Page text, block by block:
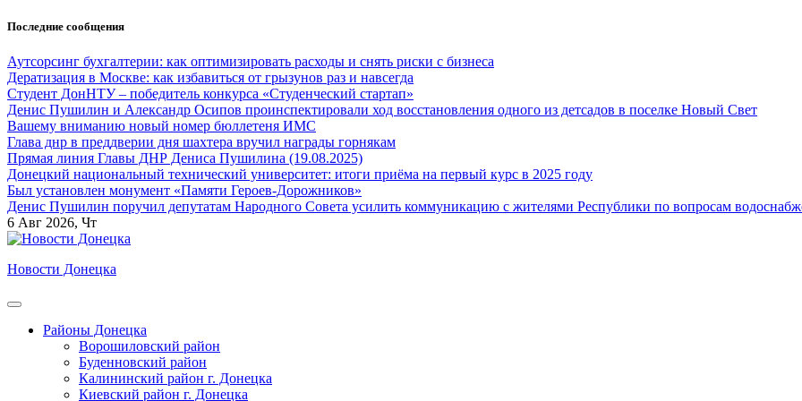
Перейти
содержанию
Последние сообщения
Аутсорсинг бухгалтерии: как оптимизировать расходы и снять риски с бизнеса
Дератизация в Москве: как избавиться от грызунов раз и навсегда
Студент ДонНТУ – победитель конкурса «Студенческий стартап»
Денис Пушилин и Александр Осипов проинспектировали ход восстановления одного из детсадов в поселке Новый Свет
Вашему вниманию новый номер бюллетеня ИМС
Глава днр в преддверии дня шахтера вручил награды горнякам
Прямая линия Главы ДНР Дениса Пушилина (19.08.2025)
Донецкий национальный технический университет: итоги приёма на первый курс в 2025 году
Был установлен монумент «Памяти Героев-Дорожников»
Денис Пушилин поручил депутатам Народного Совета усилить коммуникацию с жителями Республики по вопросам
6 Авг 2026, Чт
Новости Донецка
Районы Донецка
Ворошиловский район
Буденновский район
Калининский район г. Донецка
Киевский район г. Донецка